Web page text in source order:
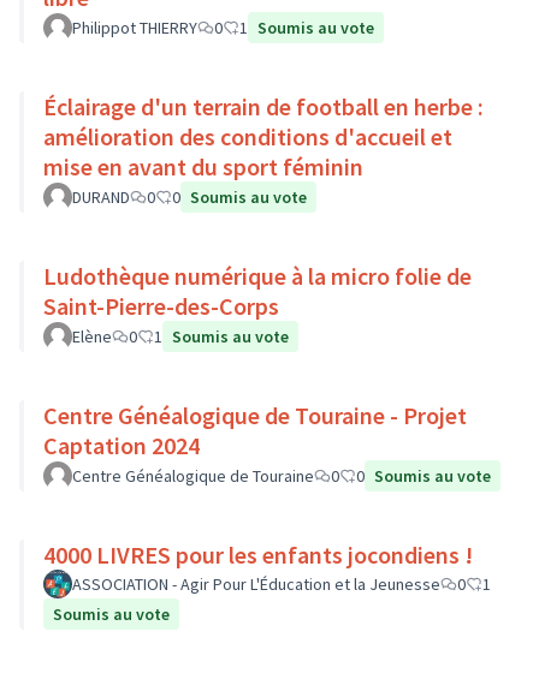
Philippot THIERRY 0 1 Soumis au vote
Éclairage d'un terrain de football en herbe :
amélioration des conditions d'accueil et
mise en avant du sport féminin
DURAND 0 0 Soumis au vote
Ludothèque numérique à la micro folie de
Saint-Pierre-des-Corps
Elène 0 1 Soumis au vote
Centre Généalogique de Touraine - Projet
Captation 2024
Centre Généalogique de Touraine 0 0 Soumis au vote
4000 LIVRES pour les enfants jocondiens !
ASSOCIATION - Agir Pour L'Éducation et la Jeunesse 0
1
Soumis au vote